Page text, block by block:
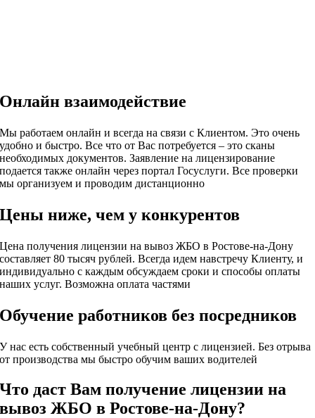
Онлайн взаимодействие
Мы работаем онлайн и всегда на связи с Клиентом. Это очень
удобно и быстро. Все что от Вас потребуется – это сканы
необходимых документов. Заявление на лицензирование
подается также онлайн через портал Госуслуги. Все проверки
мы организуем и проводим дистанционно
Цены ниже, чем у конкурентов
Цена получения лицензии на вывоз ЖБО в Ростове-на-Дону
составляет 80 тысяч рублей. Всегда идем навстречу Клиенту, и
индивидуально с каждым обсуждаем сроки и способы оплаты
наших услуг. Возможна оплата частями
Обучение работников без посредников
У нас есть собственный учебный центр с лицензией. Без отрыва
от производства мы быстро обучим ваших водителей
Что даст Вам получение лицензии на
вывоз ЖБО в Ростове-на-Дону?